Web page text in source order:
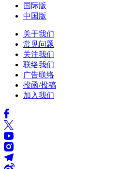
国际版
中国版
关于我们
常见问题
关注我们
联络我们
广告联络
投函/投稿
加入我们